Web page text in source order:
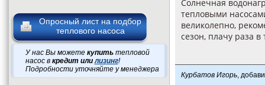
Опросный лист на подбор
теплового насоса
У нас Вы можете купитьтепловой
насос в кредит илилизинг!
Подробности уточняйте у менеджера
Солнечная
тепловыми
великолепно,
сезон, плачу раза
Курбатов Игорь,